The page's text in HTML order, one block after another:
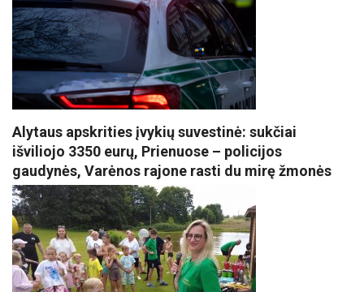
Alytaus apskrities įvykių suvestinė: sukčiai
išviliojo 3350 eurų, Prienuose – policijos
gaudynės, Varėnos rajone rasti du mirę žmonės